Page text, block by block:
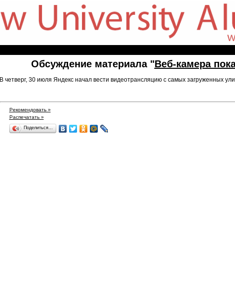
Обсуждение материала "Веб-камера
В четверг, 30 июля Яндекс начал вести видеотрансляцию с самых загруженных
Рекомендовать »
Распечатать »
Поделиться…